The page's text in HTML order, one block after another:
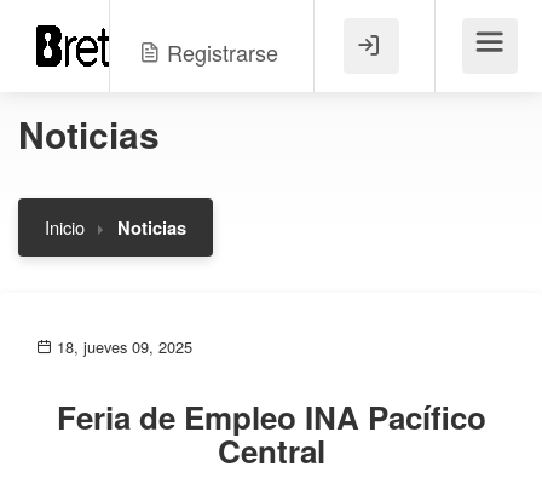
Registrarse Menú
Noticias
Inicio Noticias
18, jueves 09, 2025
Feria de Empleo INA Pacífico
Central